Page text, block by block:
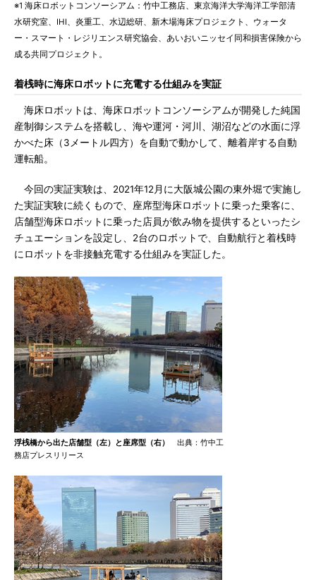
※1 海床ロボットコンソーシアム：竹中工務店、東京海洋大学海洋工学部清
水研究室、IHI、炎重工、水辺総研、新木場海床プロジェクト、ウォータ
ー・スマート・レジリエンス研究協会、あいおいニッセイ同和損害保険から
成る共同プロジェクト。
着桟時に海床ロボットに充電する仕組みを実証
海床ロボットは、海床ロボットコンソーシアムが開発した純国
産制御システムを搭載し、海や運河・河川、湖沼などの水面に浮
かべた床（3メートル四方）を自動で動かして、離着岸する自動
運転船。
今回の実証実験は、2021年12月に大阪城公園の東外堀で実施し
た実証実験に続くもので、座席型海床ロボットに乗った乗客に、
店舗型海床ロボットに乗った店員が飲み物を提供するといったシ
チュエーションを設定し、2台のロボットで、自動航行と着桟時
にロボットを非接触充電する仕組みを実証した。
浮桟橋から出た店舗型（左）と座席型（右）
出典：竹中工
務店プレスリリース